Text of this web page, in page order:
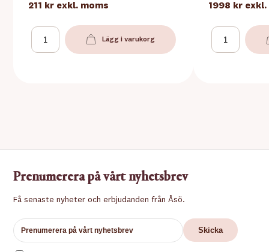
211 kr exkl. moms
Lägg i varukorg
1998 kr exkl.
Prenumerera på vårt nyhetsbrev
Få senaste nyheter och erbjudanden från Åsö.